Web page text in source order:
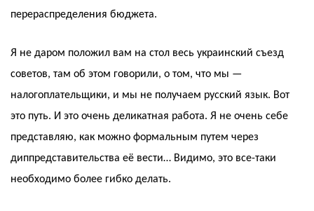
перераспределения бюджета.
Я не даром положил вам на стол весь украинский съезд
советов, там об этом говорили, о том, что мы —
налогоплательщики, и мы не получаем русский язык. Вот
это путь. И это очень деликатная работа. Я не очень себе
представляю, как можно формальным путем через
диппредставительства её вести… Видимо, это все-таки
необходимо более гибко делать.